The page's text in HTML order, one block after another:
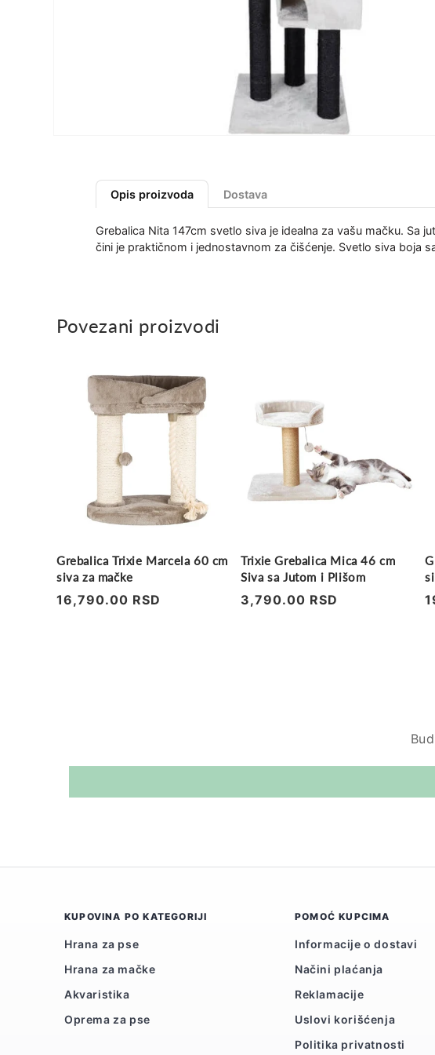
Opis proizvoda Dostava
Grebalica Nita 147cm svetlo siva je idealna za vašu mačku. Sa
čini je praktičnom i jednostavnom za čišćenje. Svetlo siva boja
Povezani proizvodi
Grebalica Trixie Marcela 60 cm
siva za mačke
Regularna
16,790.00 RSD
Trixie Grebalica Mica 46 cm
Siva sa Jutom i Plišom
Regularna
3,790.00 RSD
KUPOVINA PO KATEGORIJI
Hrana za pse
Hrana za mačke
Akvaristika
Oprema za pse
POMOĆ KUPCIMA
Informacije o dostavi
Načini plaćanja
Reklamacije
Uslovi korišćenja
Politika privatnosti